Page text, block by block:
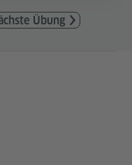
Übung